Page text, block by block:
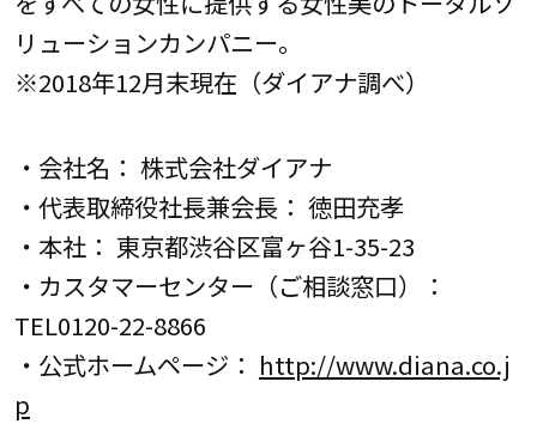
リューションカンパニー。
※2018年12月末現在（ダイアナ調べ）
・会社名： 株式会社ダイアナ
・代表取締役社長兼会長： 徳田充孝
・本社： 東京都渋谷区富ヶ谷1-35-23
・カスタマーセンター（ご相談窓口）：
TEL0120-22-8866
・公式ホームページ： http://www.diana.co.j
p